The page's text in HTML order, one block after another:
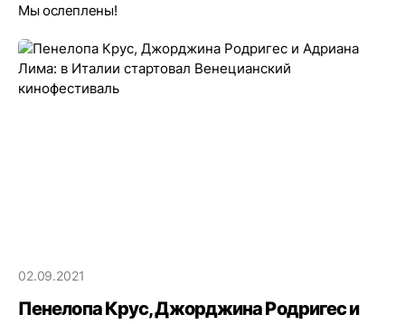
Мы ослеплены!
02.09.2021
Пенелопа Крус, Джорджина Родригес и